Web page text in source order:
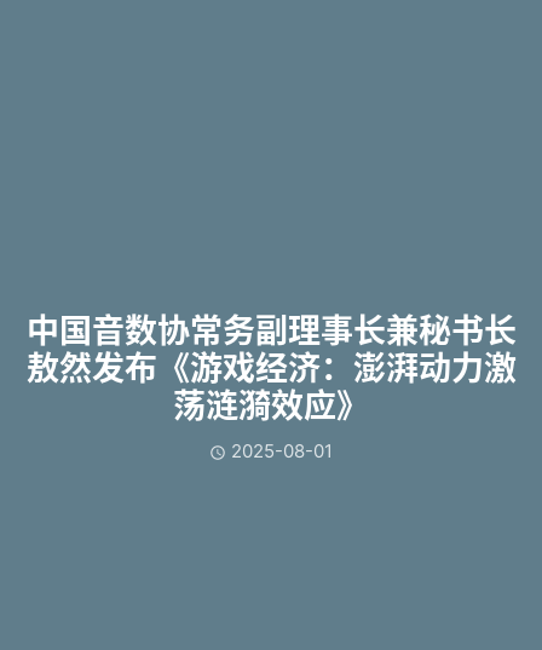
中国音数协常务副理事长兼秘书长
敖然发布《游戏经济：澎湃动力激
荡涟漪效应》
 2025-08-01